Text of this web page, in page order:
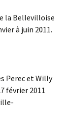
la Bellevilloise
à juin 2011.
Perec et Willy
février 2011